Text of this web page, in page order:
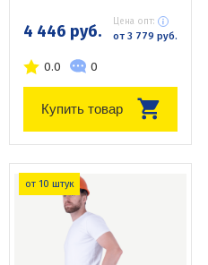
4 446 руб. Цена опт:
от 3 779 руб.
0.0 0
Купить товар
от 10 штук